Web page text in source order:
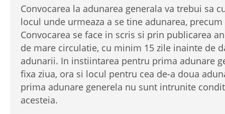
Convocarea la adunarea generala va trebui sa
locul unde urmeaza a se tine adunarea,
Convocarea se face in scris si prin publicarea
de mare circulatie, cu minim 15 zile inainte de
adunarii. In instiintarea pentru prima adunare
fixa ziua, ora si locul pentru cea de-a doua
prima adunare generela nu sunt intrunite
acesteia.